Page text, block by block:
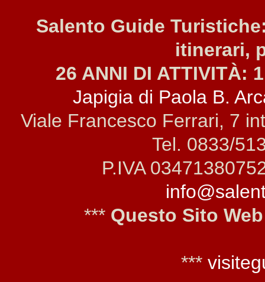
Salento Guide
itinerari,
26 ANNI DI ATTIVITÀ:
Japigia di Paola B.
Viale Francesco Ferrari, 7
Tel. 0833/
P.IVA
*** Questo Sito
***